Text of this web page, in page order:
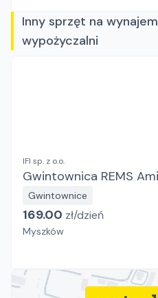
Inny sprzęt na
wypożyczalni
IFI sp. z o.o.
Gwintownica REMS
Gwintownice
169.00 zł/dzień
Myszków